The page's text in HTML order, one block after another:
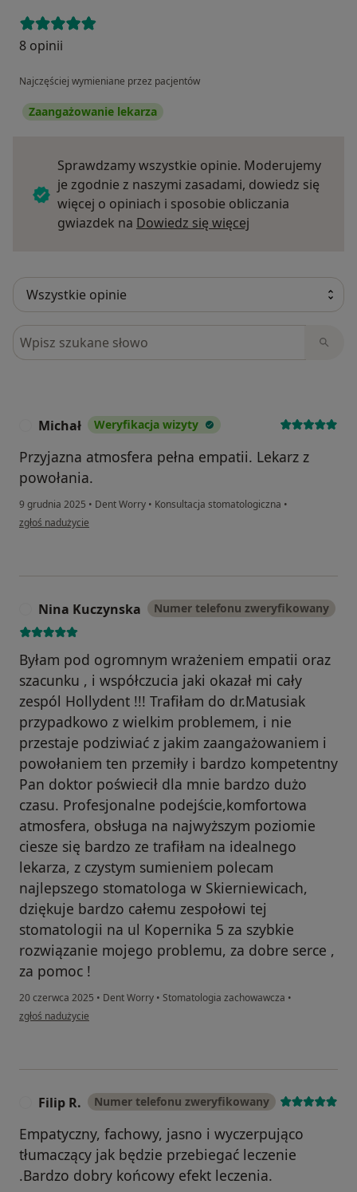
8 opinii
Najczęściej wymieniane przez pacjentów
Zaangażowanie lekarza
Sprawdzamy wszystkie opinie. Moderujemy
je zgodnie z naszymi zasadami, dowiedz się
więcej o opiniach i sposobie obliczania
gwiazdek na Dowiedz się więcej
Szukaj w opiniach
Michał Weryfikacja wizyty
Przyjazna atmosfera pełna empatii. Lekarz z
powołania.
9 grudnia 2025 • Dent Worry • Konsultacja stomatologiczna •
w opinii użytkownika Michał
zgłoś nadużycie
Nina Kuczynska Numer telefonu zweryfikowany
Byłam pod ogromnym wrażeniem empatii oraz
szacunku , i współczucia jaki okazał mi cały
zespól Hollydent !!! Trafiłam do dr.Matusiak
przypadkowo z wielkim problemem, i nie
przestaje podziwiać z jakim zaangażowaniem i
powołaniem ten przemiły i bardzo kompetentny
Pan doktor poświecił dla mnie bardzo dużo
czasu. Profesjonalne podejście,komfortowa
atmosfera, obsługa na najwyższym poziomie
ciesze się bardzo ze trafiłam na idealnego
lekarza, z czystym sumieniem polecam
najlepszego stomatologa w Skierniewicach,
dziękuje bardzo całemu zespołowi tej
stomatologii na ul Kopernika 5 za szybkie
rozwiązanie mojego problemu, za dobre serce ,
za pomoc !
20 czerwca 2025 • Dent Worry • Stomatologia zachowawcza •
w opinii użytkownika Nina Kuczynska
zgłoś nadużycie
Filip R. Numer telefonu zweryfikowany
Empatyczny, fachowy, jasno i wyczerpująco
tłumaczący jak będzie przebiegać leczenie
.Bardzo dobry końcowy efekt leczenia.